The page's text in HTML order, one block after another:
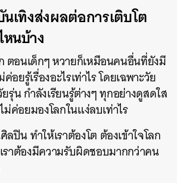
เทิงส่งผลต่อการเติบโต
นบ้าง
ตอนเด็กๆ หวายก็เหมือนคนอื่นที่ยังมี
อยรู้เรื่องอะไรเท่าไร โดยเฉพาะวัย
รุ่น กำลังเรียนรู้ต่างๆ ทุกอย่างดูสดใส
ค่อยมองโลกในแง่ลบเท่าไร
ปิน ทำให้เราต้องโต ต้องเข้าใจโลก
ราต้องมีความรับผิดชอบมากกว่าคน